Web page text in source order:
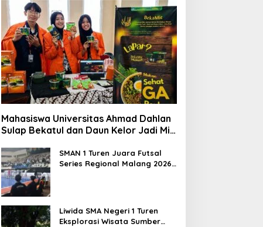
Mahasiswa Universitas Ahmad Dahlan
Sulap Bekatul dan Daun Kelor Jadi Mi
BEKAMIE dan BEKRESSSMAN 1 Turen Juara Futsal
Series Regional Malang 2026,
Liwida SMA Negeri 1 Turen
Eksplorasi Wisata Sumber